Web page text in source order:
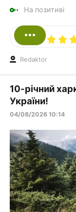
На позитиві
Redaktor
10-річний
України!
04/08/2026 10:14